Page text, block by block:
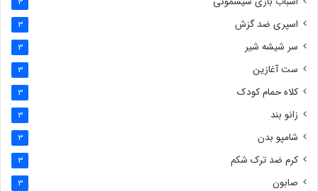
اسپری ضد گزش 3
سر شیشه شیر 3
ست آغازین 3
کلاه حمام کودک 3
زانو بند 3
شامپو بدن 3
کرم ضد ترک شکم 3
صابون 3